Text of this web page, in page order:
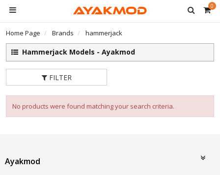
0
Home Page Brands hammerjack
Hammerjack Models - Ayakmod
FILTER
No products were found matching your search criteria.
Ayakmod